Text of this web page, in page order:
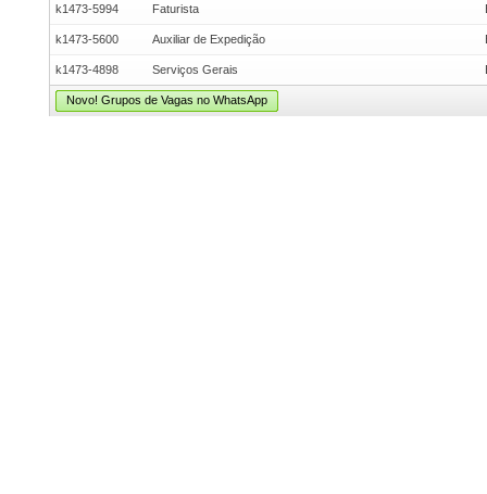
k1473-5994 Faturista
k1473-5600 Auxiliar de Expedição
k1473-4898 Serviços Gerais
Novo! Grupos de Vagas no WhatsApp